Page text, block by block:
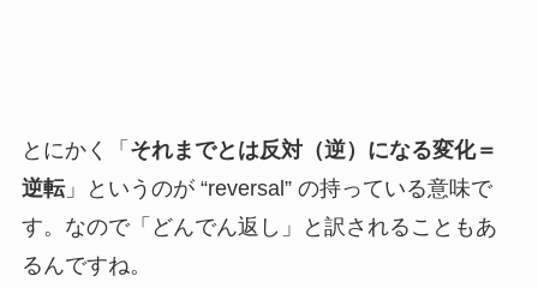
とにかく「 それまでとは反対（逆）になる変化＝
逆転」というのが “reversal” の持っている意味で
す。なので「どんでん返し」と訳されることもあ
るんですね。